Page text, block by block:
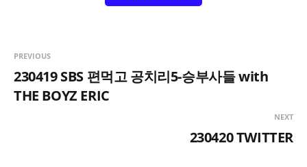
PREVIOUS
230419 SBS 편먹고 공치리5-승부사들 with
THE BOYZ ERIC
NEXT
230420 TWITTER